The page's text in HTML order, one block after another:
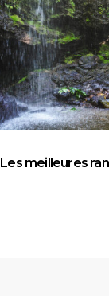
Les meilleures